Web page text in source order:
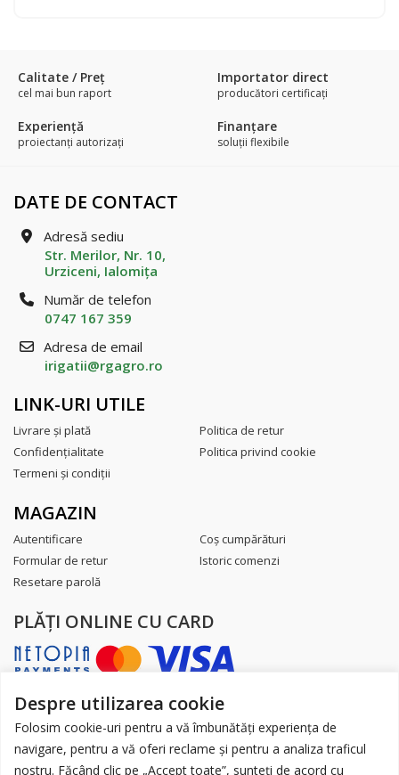
Despre utilizarea cookie
Folosim cookie-uri pentru a vă îmbunătăți experiența de
navigare, pentru a vă oferi reclame și pentru a analiza traficul
nostru. Făcând clic pe „Accept toate”, sunteți de acord cu
Calitate / Preţ
cel mai bun raport
Importator direct
producători certificaţi
Experienţă
proiectanți autorizați
Finanțare
soluții flexibile
DATE DE CONTACT
Adresă sediu
Str. Merilor, Nr. 10,
Urziceni, Ialomiţa
Număr de telefon
0747 167 359
Adresa de email
irigatii@rgagro.ro
LINK-URI UTILE
Livrare şi plată
Politica de retur
Confidenţialitate
Politica privind cookie
Termeni şi condiţii
MAGAZIN
Autentificare
Coş cumpărături
Formular de retur
Istoric comenzi
Resetare parolă
PLĂŢI ONLINE CU CARD
AUTORITATEA NAȚIONALĂ PENTRU
PROTECȚIA CONSUMATORILOR